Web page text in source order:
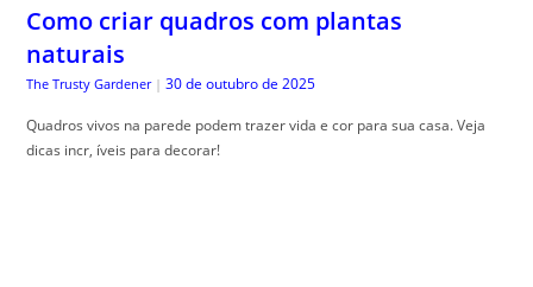
Como criar quadros com plantas
naturais
The Trusty Gardener | 30 de outubro de 2025
Quadros vivos na parede podem trazer vida e cor para sua casa. Veja
dicas incr, íveis para decorar!